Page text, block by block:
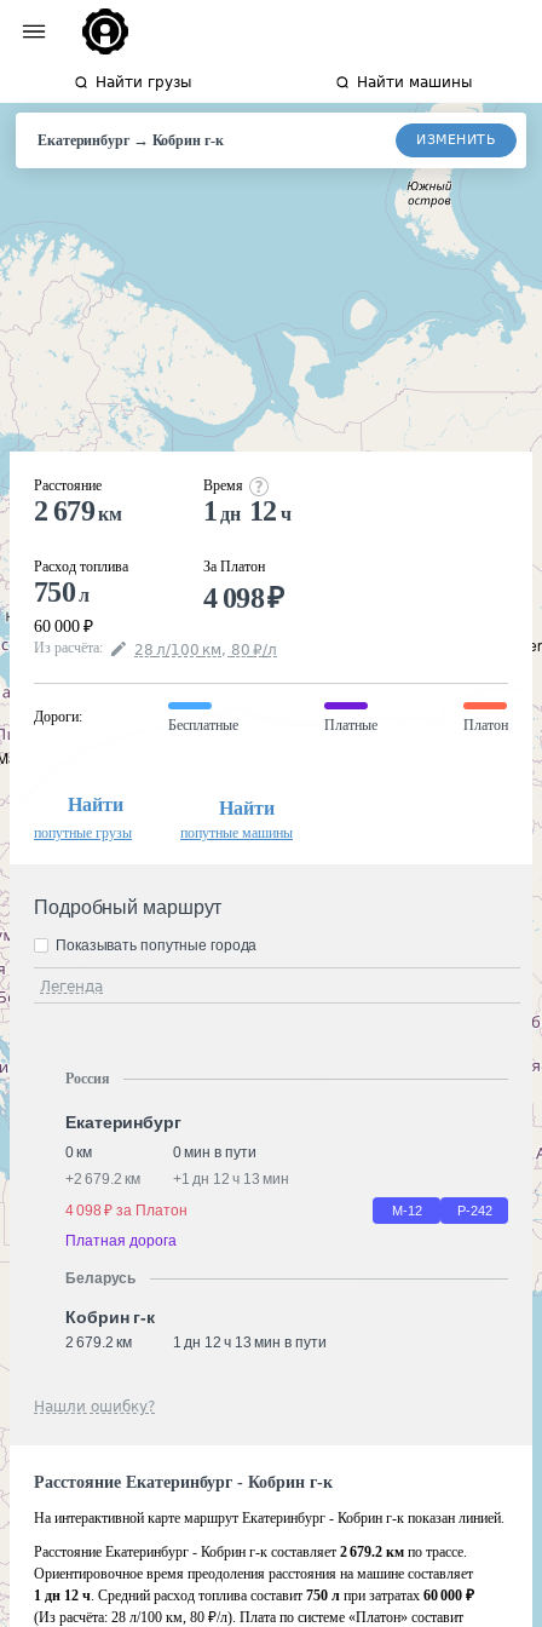
Найти грузы Найти машины
Екатеринбург→ Кобрин г-к ИЗМЕНИТЬ
Расстояние
2 679км
Расход топлива
750л
60 000 ₽
Время
1 дн 12 ч
За Платон
4 098₽
Из расчёта: 28 л/100 км, 80 ₽/л
Дороги:
Бесплатные Платные Платон
Найти
попутные грузы
Найти
попутные машины
Подробный маршрут
Легенда
Показывать попутные города
Россия
Екатеринбург
0 км
0 мин в пути
+2 679.2 км +1 дн 12 ч 13 мин
4 098 ₽ за Платон
М-12 Р-242
Платная дорога
Беларусь
Кобрин г-к
2 679.2 км 1 дн 12 ч 13 мин в пути
Нашли ошибку?
Расстояние Екатеринбург - Кобрин г-к
На интерактивной карте маршрут Екатеринбург - Кобрин г-к показан линией.
Расстояние Екатеринбург - Кобрин г-к составляет 2 679.2 км по трассе.
Ориентировочное время преодоления расстояния на машине составляет
1 дн 12 ч. Средний расход топлива составит 750 л при затратах 60 000 ₽
(Из расчёта: 28 л/100 км, 80 ₽/л). Плата по системе «Платон» составит